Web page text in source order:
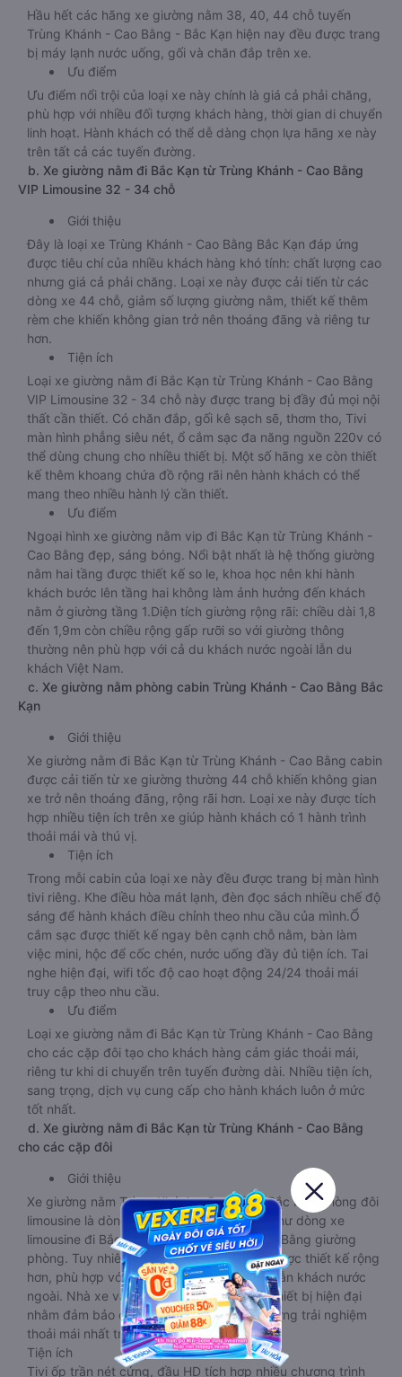
Hầu hết các hãng xe giường nằm 38, 40, 44 chỗ tuyến
Trùng Khánh - Cao Bằng - Bắc Kạn hiện nay đều được trang
bị máy lạnh nước uống, gối và chăn đắp trên xe.
Ưu điểm
Ưu điểm nổi trội của loại xe này chính là giá cả phải chăng,
phù hợp với nhiều đối tượng khách hàng, thời gian di chuyển
linh hoạt. Hành khách có thể dễ dàng chọn lựa hãng xe này
trên tất cả các tuyến đường.
b. Xe giường nằm đi Bắc Kạn từ Trùng Khánh - Cao Bằng
VIP Limousine 32 - 34 chỗ
Giới thiệu
Đây là loại xe Trùng Khánh - Cao Bằng Bắc Kạn đáp ứng
được tiêu chí của nhiều khách hàng khó tính: chất lượng cao
nhưng giá cả phải chăng. Loại xe này được cải tiến từ các
dòng xe 44 chỗ, giảm số lượng giường nằm, thiết kế thêm
rèm che khiến không gian trở nên thoáng đãng và riêng tư
hơn.
Tiện ích
Loại xe giường nằm đi Bắc Kạn từ Trùng Khánh - Cao Bằng
VIP Limousine 32 - 34 chỗ này được trang bị đầy đủ mọi nội
thất cần thiết. Có chăn đắp, gối kê sạch sẽ, thơm tho, Tivi
màn hình phẳng siêu nét, ổ cắm sạc đa năng nguồn 220v có
thể dùng chung cho nhiều thiết bị. Một số hãng xe còn thiết
kế thêm khoang chứa đồ rộng rãi nên hành khách có thể
mang theo nhiều hành lý cần thiết.
Ưu điểm
Ngoại hình xe giường nằm vip đi Bắc Kạn từ Trùng Khánh -
Cao Bằng đẹp, sáng bóng. Nổi bật nhất là hệ thống giường
nằm hai tầng được thiết kế so le, khoa học nên khi hành
khách bước lên tầng hai không làm ảnh hưởng đến khách
nằm ở giường tầng 1.Diện tích giường rộng rãi: chiều dài 1,8
đến 1,9m còn chiều rộng gấp rưỡi so với giường thông
thường nên phù hợp với cả du khách nước ngoài lẫn du
khách Việt Nam.
c. Xe giường nằm phòng cabin Trùng Khánh - Cao Bằng Bắc
Kạn
Giới thiệu
Xe giường nằm đi Bắc Kạn từ Trùng Khánh - Cao Bằng cabin
được cải tiến từ xe giường thường 44 chỗ khiến không gian
xe trở nên thoáng đãng, rộng rãi hơn. Loại xe này được tích
hợp nhiều tiện ích trên xe giúp hành khách có 1 hành trình
thoải mái và thú vị.
Tiện ích
Trong mỗi cabin của loại xe này đều được trang bị màn hình
tivi riêng. Khe điều hòa mát lạnh, đèn đọc sách nhiều chế độ
sáng để hành khách điều chỉnh theo nhu cầu của mình.Ổ
cắm sạc được thiết kế ngay bên cạnh chỗ nằm, bàn làm
việc mini, hộc để cốc chén, nước uống đầy đủ tiện ích. Tai
nghe hiện đại, wifi tốc độ cao hoạt động 24/24 thoải mái
truy cập theo nhu cầu.
Ưu điểm
Loại xe giường nằm đi Bắc Kạn từ Trùng Khánh - Cao Bằng
cho các cặp đôi tạo cho khách hàng cảm giác thoải mái,
riêng tư khi di chuyển trên tuyến đường dài. Nhiều tiện ích,
sang trọng, dịch vụ cung cấp cho hành khách luôn ở mức
tốt nhất.
d. Xe giường nằm đi Bắc Kạn từ Trùng Khánh - Cao Bằng
cho các cặp đôi
Giới thiệu
Xe giường nằm Trùng Khánh - Cao Bằng Bắc Kạn phòng đôi
limousine là dòng xe có thiết kế tương tự như dòng xe
limousine đi Bắc Kạn từ Trùng Khánh - Cao Bằng giường
phòng. Tuy nhiên kích thước giường nằm được thiết kế rộng
hơn, phù hợp với cả khách hàng Việt Nam lẫn khách nước
ngoài. Nhà xe vẫn chú trọng trang bị các thiết bị hiện đại
nhằm đảm bảo cho quý khách hàng có những trải nghiệm
thoải mái nhất trong suốt chuyến đi.
Tiện ích
Tivi ốp trần nét cứng, đầu HD tích hợp nhiều chương trình